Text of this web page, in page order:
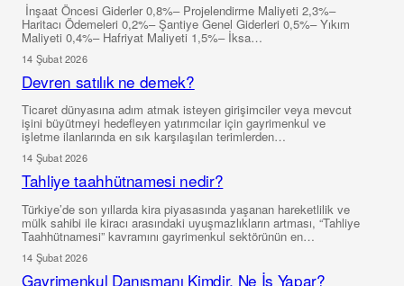
İnşaat Öncesi Giderler 0,8%– Projelendirme Maliyeti 2,3%–
Haritacı Ödemeleri 0,2%– Şantiye Genel Giderleri 0,5%– Yıkım
Maliyeti 0,4%– Hafriyat Maliyeti 1,5%– İksa…
14 Şubat 2026
Devren satılık ne demek?
Ticaret dünyasına adım atmak isteyen girişimciler veya mevcut
işini büyütmeyi hedefleyen yatırımcılar için gayrimenkul ve
işletme ilanlarında en sık karşılaşılan terimlerden…
14 Şubat 2026
Tahliye taahhütnamesi nedir?
Türkiye’de son yıllarda kira piyasasında yaşanan hareketlilik ve
mülk sahibi ile kiracı arasındaki uyuşmazlıkların artması, “Tahliye
Taahhütnamesi” kavramını gayrimenkul sektörünün en…
14 Şubat 2026
Gayrimenkul Danışmanı Kimdir, Ne İş Yapar?